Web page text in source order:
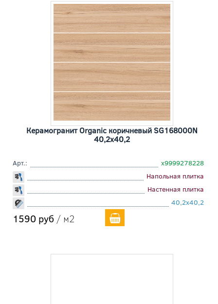
Керамогранит Organic коричневый SG168000N
40,2x40,2
Арт.:
х9999278228
Напольная плитка
Настенная плитка
40,2x40,2
1590 руб / м2